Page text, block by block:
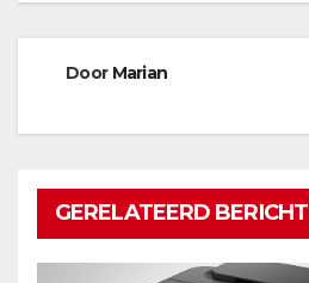
Door Marian
GERELATEERD BERICHT